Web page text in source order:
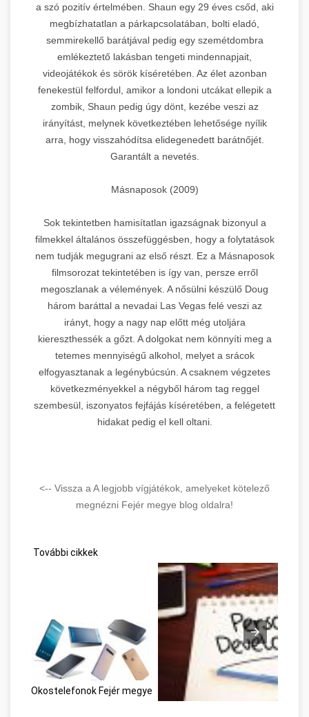
a szó pozitív értelmében. Shaun egy 29 éves csőd, aki
megbízhatatlan a párkapcsolatában, bolti eladó,
semmirekellő barátjával pedig egy szemétdombra
emlékeztető lakásban tengeti mindennapjait,
videojátékok és sörök kíséretében. Az élet azonban
fenekestül felfordul, amikor a londoni utcákat ellepik a
zombik, Shaun pedig úgy dönt, kezébe veszi az
irányítást, melynek következtében lehetősége nyílik
arra, hogy visszahódítsa elidegenedett barátnőjét.
Garantált a nevetés.
Másnaposok (2009)
Sok tekintetben hamisítatlan igazságnak bizonyul a
filmekkel általános összefüggésben, hogy a folytatások
nem tudják megugrani az első részt. Ez a Másnaposok
filmsorozat tekintetében is így van, persze erről
megoszlanak a vélemények. A nősülni készülő Doug
három baráttal a nevadai Las Vegas felé veszi az
irányt, hogy a nagy nap előtt még utoljára
kiereszthessék a gőzt. A dolgokat nem könnyíti meg a
tetemes mennyiségű alkohol, melyet a srácok
elfogyasztanak a legénybúcsún. A csaknem végzetes
következményekkel a négyből három tag reggel
szembesül, iszonyatos fejfájás kíséretében, a felégetett
hidakat pedig el kell oltani.
<-- Vissza a A legjobb vígjátékok, amelyeket kötelező
megnézni Fejér megye blog oldalra!
További cikkek
Okostelefonok Fejér megye